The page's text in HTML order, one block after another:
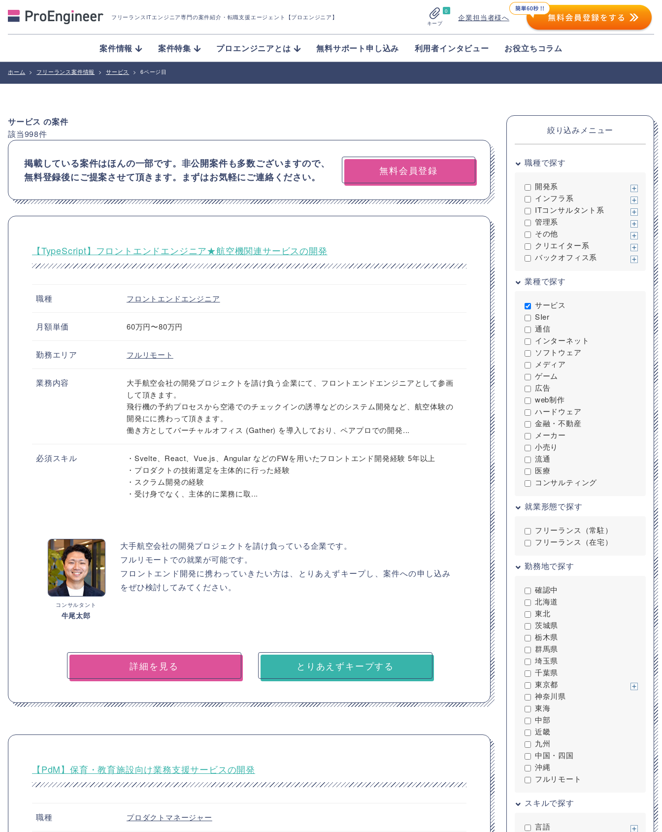
フリーランスITエンジニア専門の案件紹介 ・転職支援エージェント【プロエンジニア】
0
キープ
企業担当者様へ
案件情報 案件特集 プロエンジニアとは 無料サポート申し込み 利用者インタビュー お役立ちコラム
ホーム > フリーランス案件情報 > サービス > 6ページ目
サービス の案件
該当998件
掲載している案件はほんの一部です。非公開案件も多数ございますので、
無料登録後にご提案させて頂きます。まずはお気軽にご連絡ください。
無料会員登録
【TypeScript】フロントエンドエンジニア★航空機関連サービスの開発
職種 フロントエンドエンジニア
月額単価 60万円〜80万円
勤務エリア フルリモート
業務内容
大手航空会社の開発プロジェクトを請け負う企業にて、フロントエンドエンジニアとして参画
して頂きます。
飛行機の予約プロセスから空港でのチェックインの誘導などのシステム開発など、航空体験の
開発にに携わって頂きます。
働き方としてバーチャルオフィス (Gather) を導入しており、ペアプロでの開発...
必須スキル
・Svelte、React、Vue.js、Angular などのFWを用いたフロントエンド開発経験 5年以上
・プロダクトの技術選定を主体的に行った経験
・スクラム開発の経験
・受け身でなく、主体的に業務に取...
コンサルタント
牛尾太郎
大手航空会社の開発プロジェクトを請け負っている企業です。
フルリモートでの就業が可能です。
フロントエンド開発に携わっていきたい方は、とりあえずキープし、案件への申し込み
をぜひ検討してみてください。
詳細を見る とりあえずキープする
【PdM】保育・教育施設向け業務支援サービスの開発
職種 プロダクトマネージャー
絞り込みメニュー
職種で探す
開発系
インフラ系
ITコンサルタント系
管理系
その他
クリエイター系
バックオフィス系
業種で探す
サービス
SIer
通信
インターネット
ソフトウェア
メディア
ゲーム
広告
web制作
ハードウェア
金融・不動産
メーカー
小売り
流通
医療
コンサルティング
就業形態で探す
フリーランス（常駐）
フリーランス（在宅）
勤務地で探す
確認中
北海道
東北
茨城県
栃木県
群馬県
埼玉県
千葉県
東京都
神奈川県
東海
中部
近畿
九州
中国・四国
沖縄
フルリモート
スキルで探す
言語